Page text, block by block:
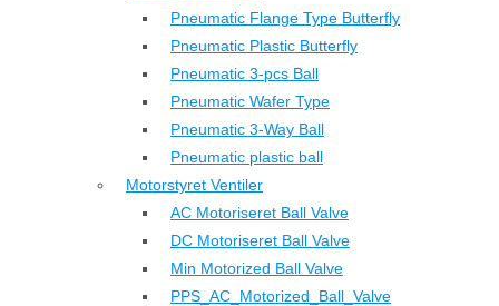
Pneumatic Flange Type Butterfly
Pneumatic Plastic Butterfly
Pneumatic 3-pcs Ball
Pneumatic Wafer Type
Pneumatic 3-Way Ball
Pneumatic plastic ball
Motorstyret Ventiler
AC Motoriseret Ball Valve
DC Motoriseret Ball Valve
Min Motorized Ball Valve
PPS_AC_Motorized_Ball_Valve